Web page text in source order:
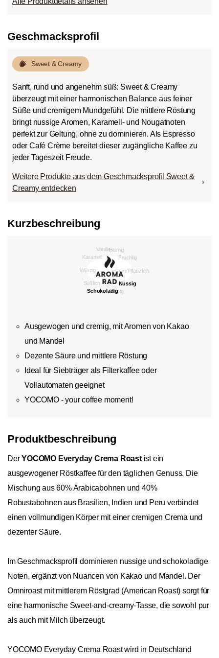
Geschmacksprofil
Sweet & Creamy
Sanft, rund und angenehm süß: Sweet & Creamy
überzeugt mit einer harmonischen Balance aus feiner
Süße und cremigem Mundgefühl. Die mittlere Röstung
bringt nussige Aromen, Karamell- und Nougatnoten
perfekt zur Geltung, ohne zu dominieren. Als Espresso
oder Café Crème bereitet dieser zugängliche Kaffee zu
jeder Tageszeit Freude.
Weitere Produkte aus dem Geschmacksprofil Sweet &
Creamy entdecken
Kurzbeschreibung
Ausgewogen und cremig, mit Aromen von Kakao
und Mandel
Dezente Säure und mittlere Röstung
Ideal für Siebträger als Filterkaffee oder
Vollautomaten geeignet
YOCOMO - your coffee moment!
Produktbeschreibung
DerYOCOMO Everyday Crema Roastist ein
ausgewogener Röstkaffee für den täglichen Genuss. Die
Mischung aus 60% Arabicabohnen und 40%
Robustabohnen aus Brasilien, Indien und Peru verbindet
einen vollmundigen Körper mit einer cremigen Crema und
dezenter Säure.
Im Geschmacksprofil dominieren nussige und schokoladige
Noten, ergänzt von Nuancen von Kakao und Mandel. Der
Omniroast mit mittlerem Röstgrad (American Roast) sorgt für
eine harmonische Sweet-and-creamy-Tasse, die sowohl pur
als auch mit Milch überzeugt.
YOCOMO Everyday Crema Roast wird in Deutschland